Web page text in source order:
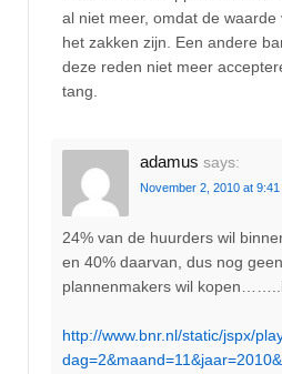
al niet meer, omdat de waarde
het zakken zijn. Een andere
deze reden niet meer
tang.
adamus says:
November 2, 2010 at 9:41
24% van de huurders wil
en 40% daarvan, dus nog
plannenmakers wil
http://www.bnr.nl/static/jspx/